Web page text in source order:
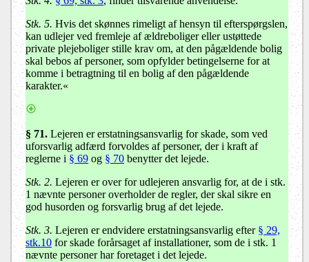
Stk. 5. Hvis det skønnes rimeligt af hensyn til efterspørgslen,
kan udlejer ved fremleje af ældreboliger eller ustøttede
private plejeboliger stille krav om, at den pågældende bolig
skal bebos af personer, som opfylder betingelserne for at
komme i betragtning til en bolig af den pågældende
karakter.«
§ 71. Lejeren er erstatningsansvarlig for skade, som ved
uforsvarlig adfærd forvoldes af personer, der i kraft af
reglerne i § 69 og § 70 benytter det lejede.
Stk. 2. Lejeren er over for udlejeren ansvarlig for, at de i stk.
1 nævnte personer overholder de regler, der skal sikre en
god husorden og forsvarlig brug af det lejede.
Stk. 3. Lejeren er endvidere erstatningsansvarlig efter § 29,
stk.10 for skade forårsaget af installationer, som de i stk. 1
nævnte personer har foretaget i det lejede.